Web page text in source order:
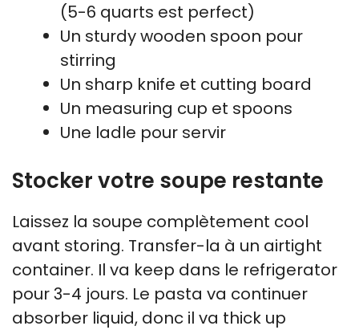
(5-6 quarts est perfect)
Un sturdy wooden spoon pour
stirring
Un sharp knife et cutting board
Un measuring cup et spoons
Une ladle pour servir
Stocker votre soupe restante
Laissez la soupe complètement cool
avant storing. Transfer-la à un airtight
container. Il va keep dans le refrigerator
pour 3-4 jours. Le pasta va continuer
absorber liquid, donc il va thick up